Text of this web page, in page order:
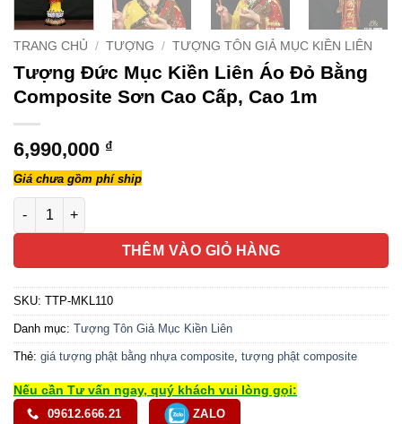
TRANG CHỦ / TƯỢNG / TƯỢNG TÔN GIẢ MỤC KIỀN LIÊN
Tượng Đức Mục Kiền Liên Áo Đỏ Bằng
Composite Sơn Cao Cấp, Cao 1m
6,990,000 ₫
Giá chưa gồm phí ship
Tượng Đức Mục Kiền Liên Áo Đỏ Bằng Composite Sơn Cao
THÊM VÀO GIỎ HÀNG
SKU: TTP-MKL110
Danh mục: Tượng Tôn Giả Mục Kiền Liên
Thẻ: giá tượng phật bằng nhựa composite tượng phật composite
Nếu cần Tư vấn ngay, quý khách vui lòng gọi:
09612.666.21 ZALO